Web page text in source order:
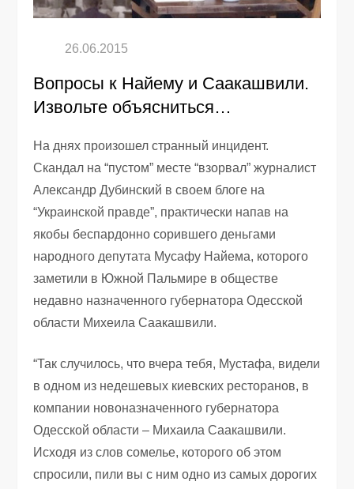
Вопросы к Найему и Саакашвили.
Извольте объясниться…
На днях произошел странный инцидент.
Скандал на “пустом” месте “взорвал” журналист
Александр Дубинский в своем блоге на
“Украинской правде”, практически напав на
якобы беспардонно сорившего деньгами
народного депутата Мусафу Найема, которого
заметили в Южной Пальмире в обществе
недавно назначенного губернатора Одесской
области Михеила Саакашвили.
“Так случилось, что вчера тебя, Мустафа, видели
в одном из недешевых киевских ресторанов, в
компании новоназначенного губернатора
Одесской области – Михаила Саакашвили.
Исходя из слов сомелье, которого об этом
спросили, пили вы с ним одно из самых дорогих